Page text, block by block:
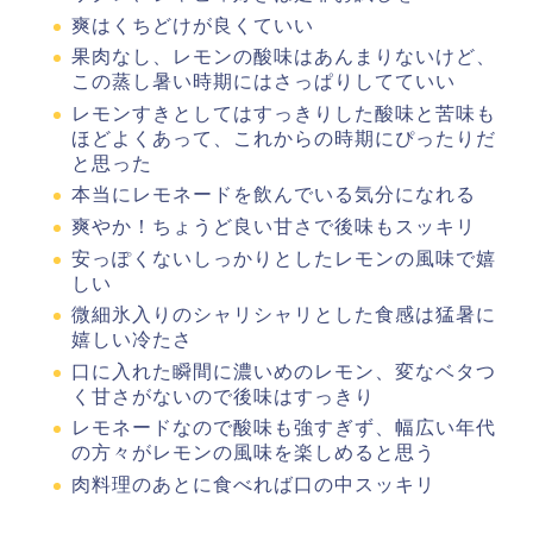
爽はくちどけが良くていい
果肉なし、レモンの酸味はあんまりないけど、
この蒸し暑い時期にはさっぱりしてていい
レモンすきとしてはすっきりした酸味と苦味も
ほどよくあって、これからの時期にぴったりだ
と思った
本当にレモネードを飲んでいる気分になれる
爽やか！ちょうど良い甘さで後味もスッキリ
安っぽくないしっかりとしたレモンの風味で嬉
しい
微細氷入りのシャリシャリとした食感は猛暑に
嬉しい冷たさ
口に入れた瞬間に濃いめのレモン、変なベタつ
く甘さがないので後味はすっきり
レモネードなので酸味も強すぎず、幅広い年代
の方々がレモンの風味を楽しめると思う
肉料理のあとに食べれば口の中スッキリ